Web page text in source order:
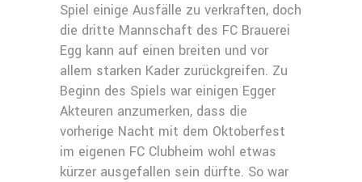
Spiel einige Ausfälle zu verkraften, doch
die dritte Mannschaft des FC Brauerei
Egg kann auf einen breiten und vor
allem starken Kader zurückgreifen. Zu
Beginn des Spiels war einigen Egger
Akteuren anzumerken, dass die
vorherige Nacht mit dem Oktoberfest
im eigenen FC Clubheim wohl etwas
kürzer ausgefallen sein dürfte. So war